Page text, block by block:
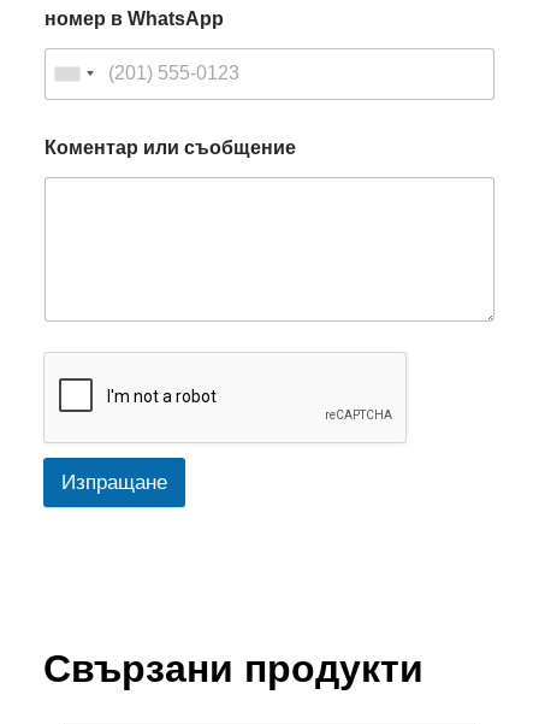
номер в WhatsApp
Коментар или съобщение
Изпращане
Свързани продукти